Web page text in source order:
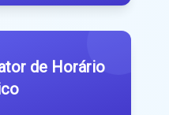
de Horário